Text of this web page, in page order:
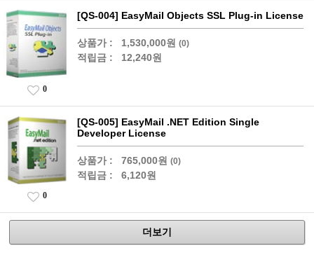
[QS-004] EasyMail Objects SSL Plug-in License
상품가 : 1,530,000원 (0)
적립금 : 12,240원
0
[QS-005] EasyMail .NET Edition Single
Developer License
상품가 : 765,000원 (0)
적립금 : 6,120원
0
더보기